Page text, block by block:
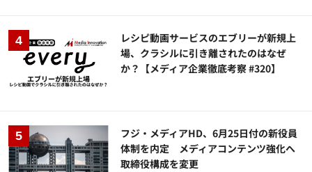
レシピ動画サービスのエブリーが新規上
場、クラシルに引き離されたのはなぜ
か？【メディア企業徹底考察 #320】
フジ・メディアHD、6月25日付の新役員
体制を内定 メディアコンテンツ強化へ
取締役構成を変更